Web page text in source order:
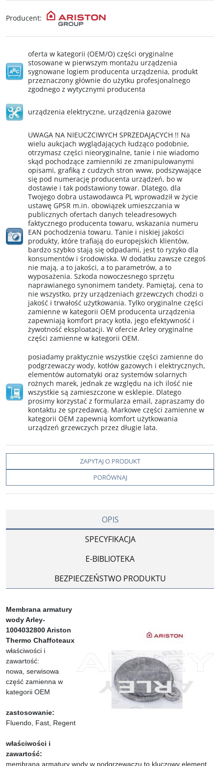
Producent:
oferta w kategorii (OEM/O) części oryginalne
stosowane w pierwszym montażu urządzenia
sygnowane logiem producenta urządzenia, produkt
przeznaczony głównie do użytku profesjonalnego
zgodnego z wytycznymi producenta
urządzenia elektryczne, urządzenia gazowe
UWAGA NA NIEUCZCIWYCH SPRZEDAJĄCYCH !! Na
wielu aukcjach wyglądających łudząco podobnie,
otrzymasz części nieoryginalne, tanie i nie wiadomo
skąd pochodzące zamienniki ze zmanipulowanymi
opisami, grafiką z cudzych stron www, podszywające
się pod numerację producenta urządzeń, bo w
dostawie i tak podstawiony towar. Dlatego, dla
Twojego dobra ustawodawca PL wprowadził w życie
ustawę GPSR m.in. obowiązek umieszczania w
publicznych ofertach danych teleadresowych
faktycznego producenta towaru, wskazania numeru
EAN pochodzenia towaru. Tanie i niskiej jakości
produkty, które trafiają do europejskich klientów,
bardzo szybko stają się odpadami, jest to ryzyko dla
konsumentów i środowiska. W dodatku zawsze czegoś
nie mają, a to jakości, a to parametrów, a to
wyposażenia. Szkoda nowoczesnego sprzętu
naprawianego synonimem tandety. Pamiętaj, cena to
nie wszystko, przy urządzeniach grzewczych chodzi o
jakość i trwałość użytkowania. Tylko oryginalne części
zamienne w kategorii OEM producenta urządzenia
zapewniają komfort pracy kotła, jego efektywność i
żywotność eksploatacji. W ofercie Arley oryginalne
części zamienne w kategorii OEM.
posiadamy praktycznie wszystkie części zamienne do
podgrzewaczy wody, kotłów gazowych i elektrycznych,
elementów automatyki oraz systemów solarnych
rożnych marek, jednak ze względu na ich ilość nie
wszystkie są zamieszczone w esklepie. Dlatego
prosimy korzystać z formularza email, zapraszamy do
kontaktu ze sprzedawcą. Markowe części zamienne w
kategorii OEM zapewnią komfort użytkowania
urządzeń grzewczych przez długie lata.
ZAPYTAJ O PRODUKT
PORÓWNAJ
OPIS
SPECYFIKACJA
E-BIBLIOTEKA
BEZPIECZEŃSTWO PRODUKTU
Membrana armatury
wody Arley-
1004032800 Ariston
Thermo Chaffoteaux
właściwości i
zawartość:
nowa, serwisowa
część zamienna w
kategorii OEM
zastosowanie:
Fluendo, Fast, Regent
właściwości i
zawartość:
membrana armatury wody w podgrzewaczu to kluczowy element